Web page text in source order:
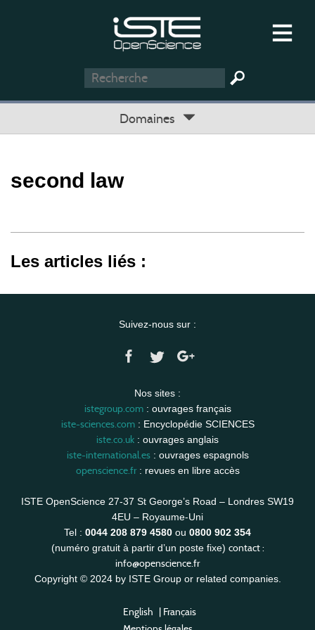
Domaines
second law
Les articles liés :
Suivez-nous sur :
Nos sites :
istegroup.com: ouvrages français
iste-sciences.com: Encyclopédie SCIENCES
iste.co.uk : ouvrages anglais
iste-international.es: ouvrages espagnols
openscience.fr: revues en libre accès
ISTE OpenScience 27-37 St George’s Road – Londres SW19
4EU – Royaume-Uni
Tel : 0044 208 879 4580 ou 0800 902 354
(numéro gratuit à partir d’un poste fixe) contact :
info@openscience.fr
Copyright © 2024 by ISTE Group or related companies.
English | Français